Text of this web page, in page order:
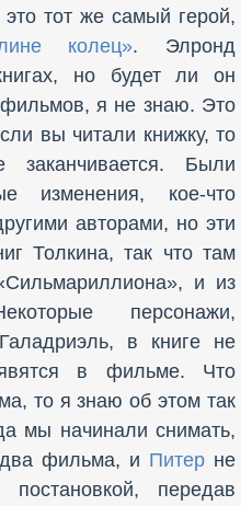
тот же самый герой,
колец». Элронд
но будет ли он
фильмов, я не знаю. Это
вы читали книжку, то
Были
изменения, кое-что
авторами, но эти
Толкина, так что там
и из
персонажи,
в книге не
в фильме. Что
то я знаю об этом так
мы начинали снимать,
два фильма, и Питер не
постановкой, передав